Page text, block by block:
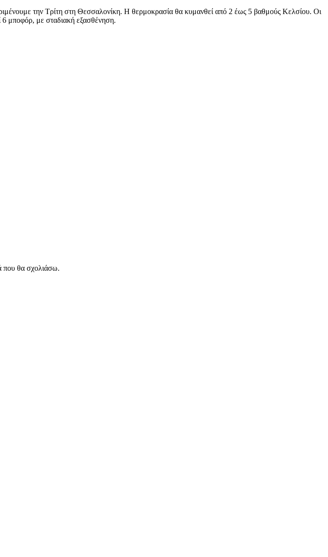
την Τρίτη στη Θεσσαλονίκη. Η θερμοκρασία θα κυμανθεί από 2 έως 5 βαθμούς Κελσίου. Οι
6 μποφόρ, με σταδιακή εξασθένηση.
που θα σχολιάσω.